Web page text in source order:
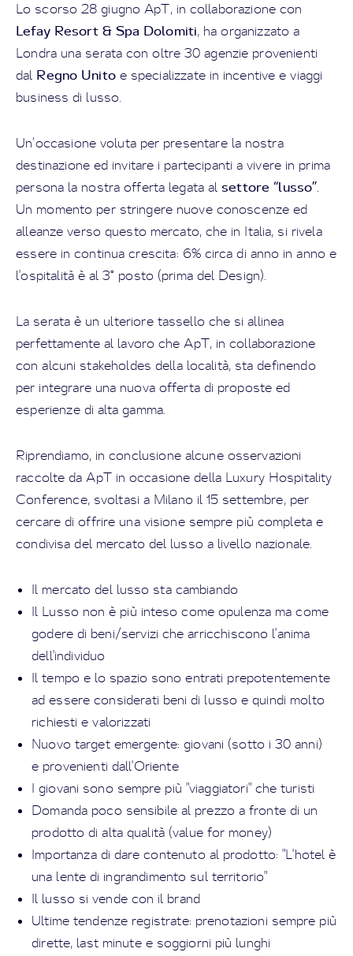
Lo scorso 28 giugno ApT, in collaborazione con
Lefay Resort & Spa Dolomiti, ha organizzato a
Londra una serata con oltre 30 agenzie provenienti
dal Regno Unitoe specializzate in incentive e viaggi
business di lusso.
Un’occasione voluta per presentare la nostra
destinazione ed invitare i partecipanti a vivere in prima
persona la nostra offerta legata al settore “lusso”.
Un momento per stringere nuove conoscenze ed
alleanze verso questo mercato, che in Italia, si rivela
essere in continua crescita: 6% circa di anno in anno e
l'ospitalità è al 3° posto (prima del Design).
La serata è un ulteriore tassello che si allinea
perfettamente al lavoro che ApT, in collaborazione
con alcuni stakeholdes della località, sta definendo
per integrare una nuova offerta di proposte ed
esperienze di alta gamma.
Riprendiamo, in conclusione alcune osservazioni
raccolte da ApT in occasione della Luxury Hospitality
Conference, svoltasi a Milano il 15 settembre, per
cercare di offrire una visione sempre più completa e
condivisa del mercato del lusso a livello nazionale.
Il mercato del lusso sta cambiando
Il Lusso non è più inteso come opulenza ma come
godere di beni/servizi che arricchiscono l'anima
dell'individuo
Il tempo e lo spazio sono entrati prepotentemente
ad essere considerati beni di lusso e quindi molto
richiesti e valorizzati
Nuovo target emergente: giovani (sotto i 30 anni)
e provenienti dall'Oriente
I giovani sono sempre più "viaggiatori" che turisti
Domanda poco sensibile al prezzo a fronte di un
prodotto di alta qualità (value for money)
Importanza di dare contenuto al prodotto: "L'hotel è
una lente di ingrandimento sul territorio"
Il lusso si vende con il brand
Ultime tendenze registrate: prenotazioni sempre più
dirette, last minute e soggiorni più lunghi